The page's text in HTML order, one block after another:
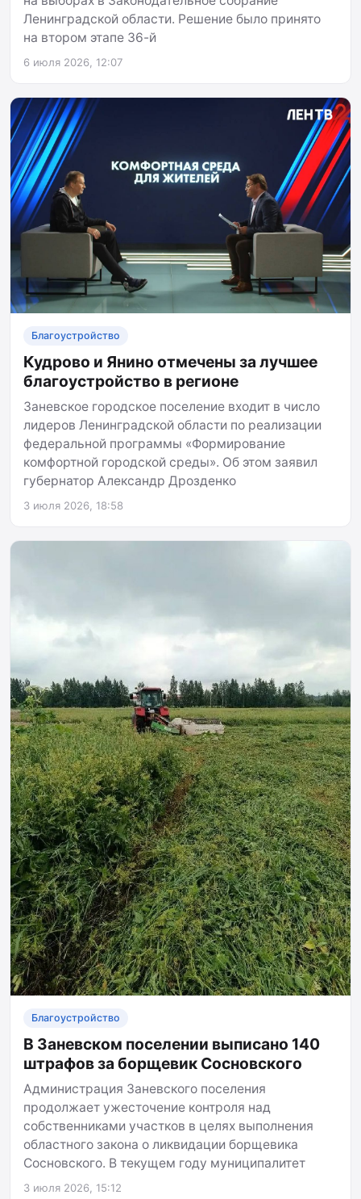
Ленинградской области. Решение было принято
на втором этапе 36-й
6 июля 2026, 12:07
Благоустройство
Кудрово и Янино отмечены за лучшее
благоустройство в регионе
Заневское городское поселение входит в число
лидеров Ленинградской области по реализации
федеральной программы «Формирование
комфортной городской среды». Об этом заявил
губернатор Александр Дрозденко
3 июля 2026, 18:58
Благоустройство
В Заневском поселении выписано 140
штрафов за борщевик Сосновского
Администрация Заневского поселения
продолжает ужесточение контроля над
собственниками участков в целях выполнения
областного закона о ликвидации борщевика
Сосновского. В текущем году муниципалитет
3 июля 2026, 15:12